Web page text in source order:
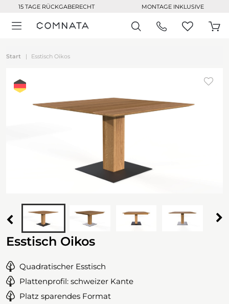
15 TAGE RÜCKGABERECHT MONTAGE INKLUSIVE
Start Esstisch Oikos
Esstisch Oikos
Quadratischer Esstisch
Plattenprofil: schweizer Kante
Platz sparendes Format